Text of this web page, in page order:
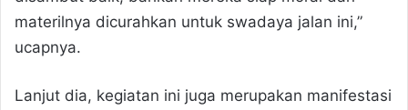
materilnya dicurahkan untuk swadaya jalan ini,”
ucapnya.
Lanjut dia, kegiatan ini juga merupakan manifestasi